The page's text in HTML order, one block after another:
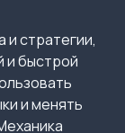
стратегии,
и быстрой
и менять